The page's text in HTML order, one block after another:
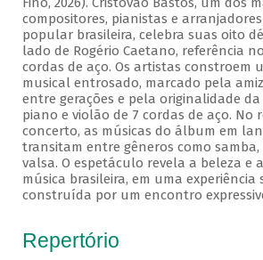
compositores, pianistas e
popular brasileira, celebra suas oito
lado de Rogério Caetano, referência
cordas de aço. Os artistas constroem
musical entrosado, marcado pela
entre gerações e pela originalidade
piano e violão de 7 cordas de aço. No
concerto, as músicas do álbum em
transitam entre gêneros como
valsa. O espetáculo revela a beleza e
música brasileira, em uma experiência
construída por um encontro
Repertório